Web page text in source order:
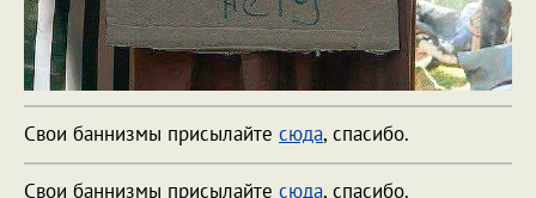
Свои баннизмы присылайте сюда, спасибо.
Свои баннизмы присылайте сюда, спасибо.